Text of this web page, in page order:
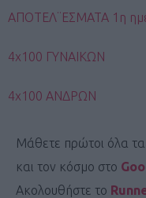
ΑΠΟΤΕΛ¨ΕΣΜΑΤΑ 1η
4χ100 ΓΥΝΑΙΚΩΝ
4χ100 ΑΝΔΡΩΝ
Μάθετε πρώτοι όλα τα
και τον κόσμο στο
Ακολουθήστε το